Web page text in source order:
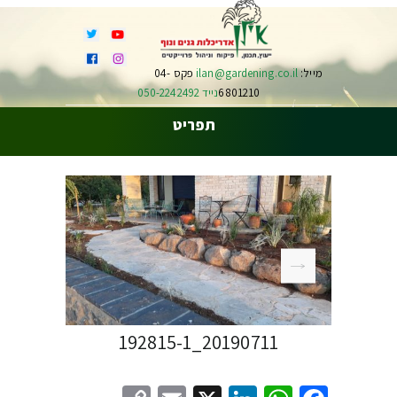
מייל:ilan@gardening.co.il
פקס 04-
6801210נייד 050-2242492
תפריט
20190711_192815-1